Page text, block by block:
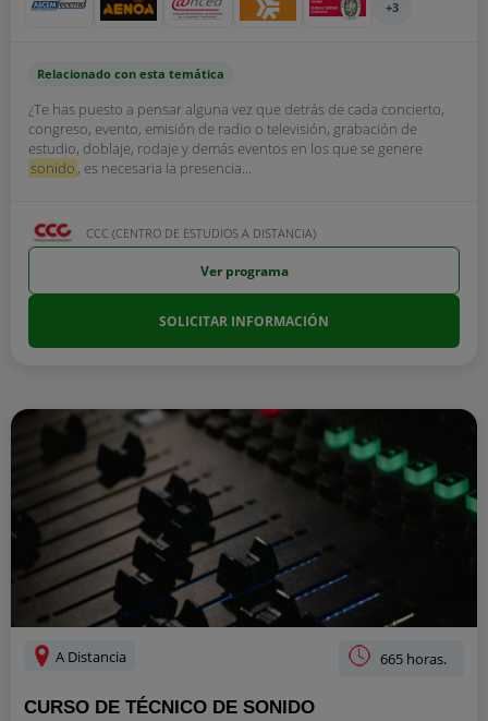
+3
Relacionado con esta temática
¿Te has puesto a pensar alguna vez que detrás de cada concierto,
congreso, evento, emisión de radio o televisión, grabación de
estudio, doblaje, rodaje y demás eventos en los que se genere
sonido , es necesaria la presencia...
CCC (CENTRO DE ESTUDIOS A DISTANCIA)
Ver programa
SOLICITAR INFORMACIÓN
A Distancia 665 horas.
CURSO DE TÉCNICO DE SONIDO